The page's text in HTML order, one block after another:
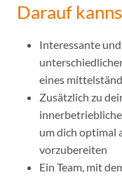
Darauf
Interessante
eines
Zusätzlich zu
um dich optimal
vorzubereiten
Ein Team, mit